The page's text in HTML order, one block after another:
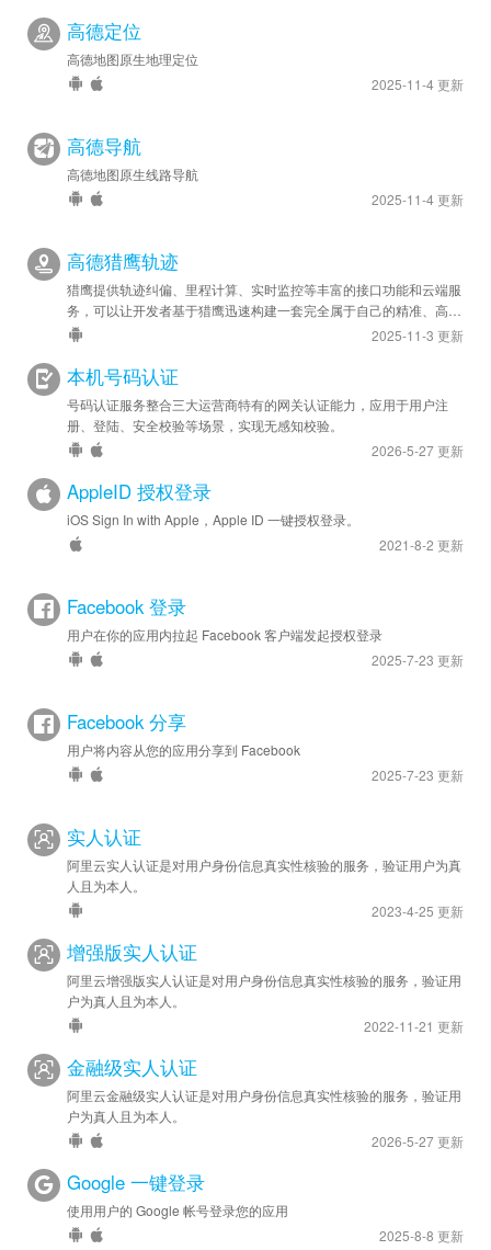
高德定位
高德地图原生地理定位
2025-11-4 更新
高德导航
高德地图原生线路导航
2025-11-4 更新
高德猎鹰轨迹
猎鹰提供轨迹纠偏、里程计算、实时监控等丰富的接口功能和云端服
务，可以让开发者基于猎鹰迅速构建一套完全属于自己的精准、高效
的轨迹管理系统，应用于车队管理、人员管理等领域。2025-11-3 更新
本机号码认证
号码认证服务整合三大运营商特有的网关认证能力，应用于用户注
册、登陆、安全校验等场景，实现无感知校验。
2026-5-27 更新
AppleID 授权登录
iOS Sign In with Apple，Apple ID 一键授权登录。
2021-8-2 更新
Facebook 登录
用户在你的应用内拉起 Facebook 客户端发起授权登录
2025-7-23 更新
Facebook 分享
用户将内容从您的应用分享到 Facebook
2025-7-23 更新
实人认证
阿里云实人认证是对用户身份信息真实性核验的服务，验证用户为真
人且为本人。
2023-4-25 更新
增强版实人认证
阿里云增强版实人认证是对用户身份信息真实性核验的服务，验证用
户为真人且为本人。
2022-11-21 更新
金融级实人认证
阿里云金融级实人认证是对用户身份信息真实性核验的服务，验证用
户为真人且为本人。
2026-5-27 更新
Google 一键登录
使用用户的 Google 帐号登录您的应用
2025-8-8 更新